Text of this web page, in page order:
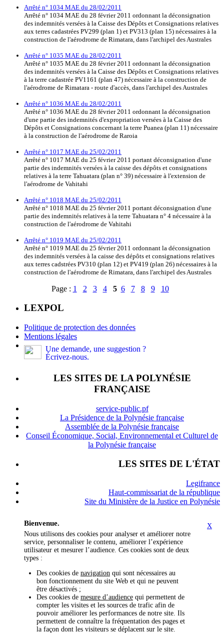
Arrêté n° 1034 MAE du 28/02/2011
Arrêté n° 1034 MAE du 28 février 2011 ordonnant la déconsignation
des indemnités versées à la Caisse des Dépôts et Consignations relatives
aux terres cadastrées PV299 (plan 1) et PV313 (plan 15) nécessaires à la
construction de l'aérodrome de Rimatara, dans l'archipel des Australes
Arrêté n° 1035 MAE du 28/02/2011
Arrêté n° 1035 MAE du 28 février 2011 ordonnant la déconsignation
des indemnités versées à la Caisse des Dépôts et Consignations relatives
à la terre cadastrée PV1161 (plan 47) nécessaire à la construction de
l'aérodrome de Rimatara - route d'accès, dans l'archipel des Australes
Arrêté n° 1036 MAE du 28/02/2011
Arrêté n° 1036 MAE du 28 février 2011 ordonnant la déconsignation
d'une partie des indemnités d'expropriation versées à la Caisse des
Dépôts et Consignations concernant la terre Puanea (plan 11) nécessaire
à la construction de l'aérodrome de Raroia
Arrêté n° 1017 MAE du 25/02/2011
Arrêté n° 1017 MAE du 25 février 2011 portant déconsignation d'une
partie des indemnités versées à la caisse des dépôts et consignations
relatives à la terre Tahuatara (plan n° 39) nécessaire à l'extension de
l'aérodrome de Vahitahi
Arrêté n° 1018 MAE du 25/02/2011
Arrêté n° 1018 MAE du 25 février 2011 portant déconsignation d'une
partie des indemnités relatives à la terre Tahuatara n° 4 nécessaire à la
construction de l'aérodrome de Vahitahi
Arrêté n° 1019 MAE du 25/02/2011
Arrêté n° 1019 MAE du 25 février 2011 ordonnant la déconsignation
des indemnités versées à la caisse des dépôts et consignations relatives
aux terres cadstrées PV310 (plan 12) et PV419 (plan 26) nécessaires à la
construction de l'aérodrome de Rimatara, dans l'archipel des Australes
Page : 1 2 3 4 5 6 7 8 9 10
LEXPOL
Politique de protection des données
Mentions légales
Une demande, une suggestion ?
Écrivez-nous.
LES SITES DE LA POLYNÉSIE
FRANÇAISE
service-public.pf
La Présidence de la Polynésie française
Assemblée de la Polynésie française
Conseil Économique, Social, Environnemental et Culturel de
la Polynésie française
LES SITES DE L'ÉTAT
Legifrance
Haut-commissariat de la république
Site du Ministère de la Justice en Polynésie
X
Bienvenue.
Nous utilisons des cookies pour analyser et améliorer notre
service, personnaliser le contenu, améliorer l’expérience
utilisateur et mesurer l’audience. Ces cookies sont de deux
types :
Des cookies de navigation qui sont nécessaires au
bon fonctionnement du site Web et qui ne peuvent
être désactivés ;
Des cookies de mesure d’audience qui permettent de
compter les visites et les sources de trafic afin de
pouvoir améliorer les performances de notre site. Ils
permettent de connaître la fréquentation des pages et
la façon dont les visiteurs se déplacent sur le site.